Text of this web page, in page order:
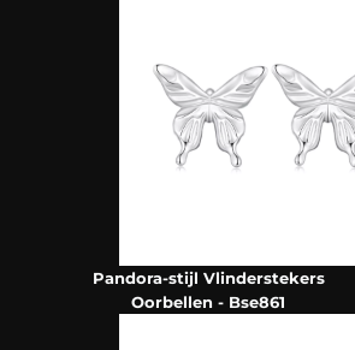
Pandora-stijl Vlinderstekers
Oorbellen - Bse861